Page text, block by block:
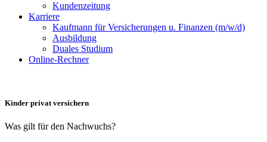
Kundenzeitung
Karriere
Kaufmann für Versicherungen u. Finanzen (m/w/d)
Ausbildung
Duales Studium
Online-Rechner
Kinder privat versichern
Was gilt für den Nachwuchs?